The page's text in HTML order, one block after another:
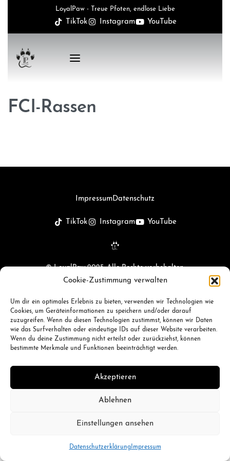
Cookie-Zustimmung verwalten
Um dir ein optimales Erlebnis zu bieten, verwenden wir Technologien wie
Cookies, um Geräteinformationen zu speichern und/oder darauf
zuzugreifen. Wenn du diesen Technologien zustimmst, können wir Daten
wie das Surfverhalten oder eindeutige IDs auf dieser Website verarbeiten.
Wenn du deine Zustimmung nicht erteilst oder zurückziehst, können
bestimmte Merkmale und Funktionen beeinträchtigt werden.
Akzeptieren
Ablehnen
Einstellungen ansehen
DatenschutzerklärungImpressum
LoyalPaw - Treue Pfoten, endlose Liebe
TikTok Instagram YouTube
FCI-Rassen
Impressum Datenschutz
TikTok Instagram YouTube
© LoyalPaw 2025. Alle Rechte vorbehalten.